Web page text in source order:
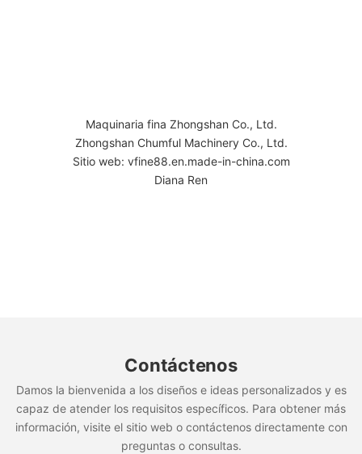
Maquinaria fina Zhongshan Co., Ltd.
Zhongshan Chumful Machinery Co., Ltd.
Sitio web: vfine88.en.made-in-china.com
Diana Ren
Contáctenos
Damos la bienvenida a los diseños e ideas personalizados y es
capaz de atender los requisitos específicos. Para obtener más
información, visite el sitio web o contáctenos directamente con
preguntas o consultas.